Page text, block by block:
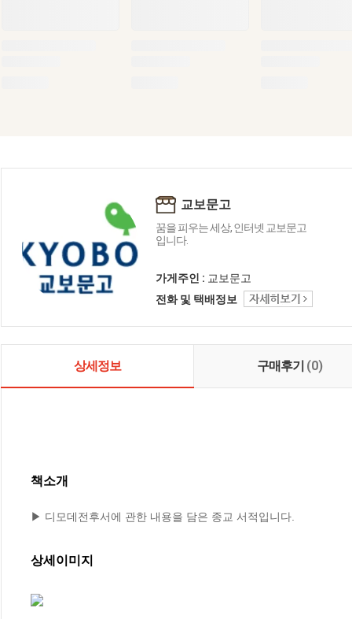
교보문고
꿈을 피우는 세상, 인터넷 교보문고
입니다.
가게주인 : 교보문고
전화 및 택배정보
상세정보 구매후기 (0)
책소개
▶ 디모데전후서에 관한 내용을 담은 종교 서적입니다.
상세이미지